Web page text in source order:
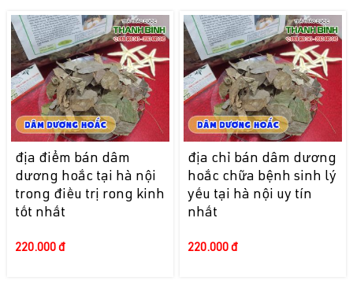
địa điểm bán dâm
dương hoắc tại hà nội
trong điều trị rong kinh
tốt nhất
220.000 đ
địa chỉ bán dâm dương
hoắc chữa bệnh sinh lý
yếu tại hà nội uy tín
nhất
220.000 đ